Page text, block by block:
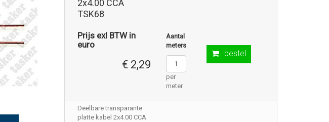
2x4.00 CCA
TSK68
Prijs exl BTW in
euro
€ 2,29
Aantal
meters
per
meter
bestel
Deelbare transparante
platte kabel 2x4.00 CCA